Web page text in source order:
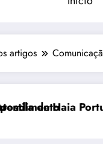
artigos
Efeitos